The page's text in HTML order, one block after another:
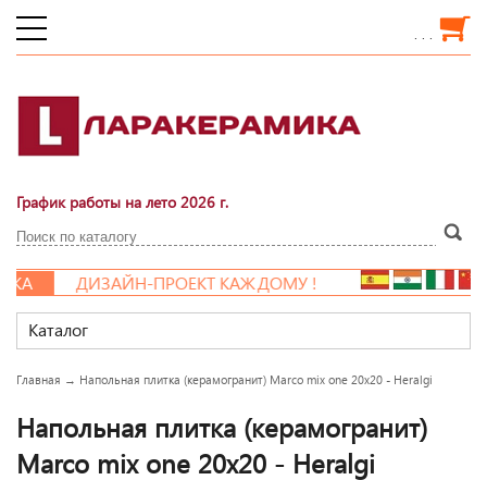
. . .
График работы на лето 2026 г.
ДИЗАЙН-ПРОЕКТ КАЖДОМУ !
Каталог
Главная → Напольная плитка (керамогранит) Marco mix one 20x20 - Heralgi
Напольная плитка (керамогранит)
Marco mix one 20x20 - Heralgi